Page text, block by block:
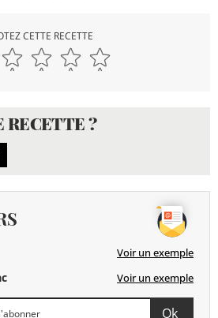
CETTE RECETTE
RECETTE ?
Voir un exemple
Voir un exemple